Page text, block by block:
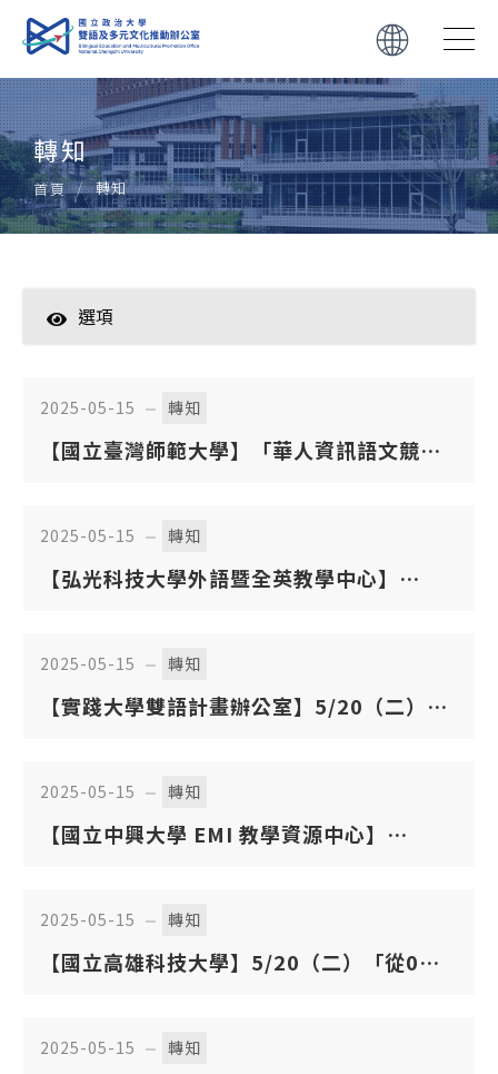
轉知
首頁 轉知
選項
教師
轉知
2025-05-15 轉知
【國立臺灣師範大學】「華人資訊語文競技
賽」及教師增能研習會
2025-05-15 轉知
【弘光科技大學外語暨全英教學中心】
2025-05-15 轉知
【實踐大學雙語計畫辦公室】5/20（二）、
2025-05-15 轉知
【國立中興大學 EMI 教學資源中心】
2025-05-15 轉知
【國立高雄科技大學】5/20（二）「從0到
2025-05-15 轉知